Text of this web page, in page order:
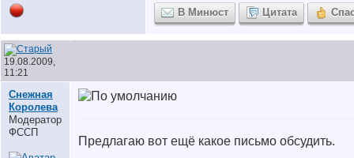
В Минюст Цитата
19.08.2009,
11:21
Снежная
Королева
Модератор
ФССП
Предлагаю вот ещё какое письмо обсудить.